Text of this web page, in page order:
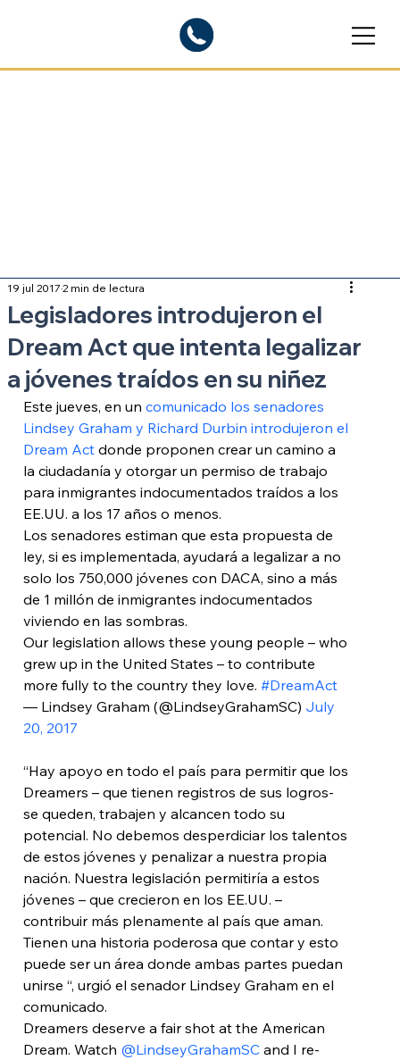
Legisladores introdujeron el
Dream Act que intenta legalizar
a jóvenes traídos en su niñez
19 jul 20172 min de lectura
Este jueves, en un comunicado los senadores
Lindsey Graham y Richard Durbin introdujeron el
Dream Act donde proponen crear un camino a
la ciudadanía y otorgar un permiso de trabajo
para inmigrantes indocumentados traídos a los
EE.UU. a los 17 años o menos.
Los senadores estiman que esta propuesta de
ley, si es implementada, ayudará a legalizar a no
solo los 750,000 jóvenes con DACA, sino a más
de 1 millón de inmigrantes indocumentados
viviendo en las sombras.
Our legislation allows these young people – who
grew up in the United States – to contribute
more fully to the country they love. #DreamAct
— Lindsey Graham (@LindseyGrahamSC) July
20, 2017
“Hay apoyo en todo el país para permitir que los
Dreamers – que tienen registros de sus logros-
se queden, trabajen y alcancen todo su
potencial. No debemos desperdiciar los talentos
de estos jóvenes y penalizar a nuestra propia
nación. Nuestra legislación permitiría a estos
jóvenes – que crecieron en los EE.UU. –
contribuir más plenamente al país que aman.
Tienen una historia poderosa que contar y esto
puede ser un área donde ambas partes puedan
unirse “, urgió el senador Lindsey Graham en el
comunicado.
Dreamers deserve a fair shot at the American
Dream. Watch @LindseyGrahamSC and I re-